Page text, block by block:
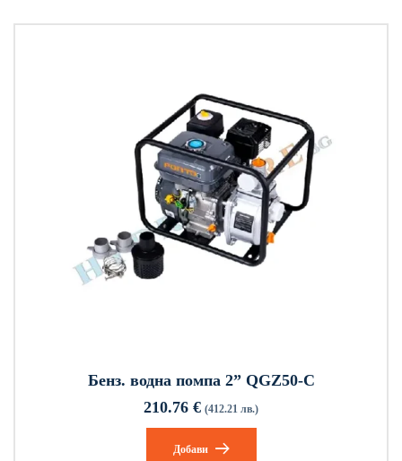
Бенз. водна помпа 2” QGZ50-C
210.76 € (412.21 лв.)
Добави